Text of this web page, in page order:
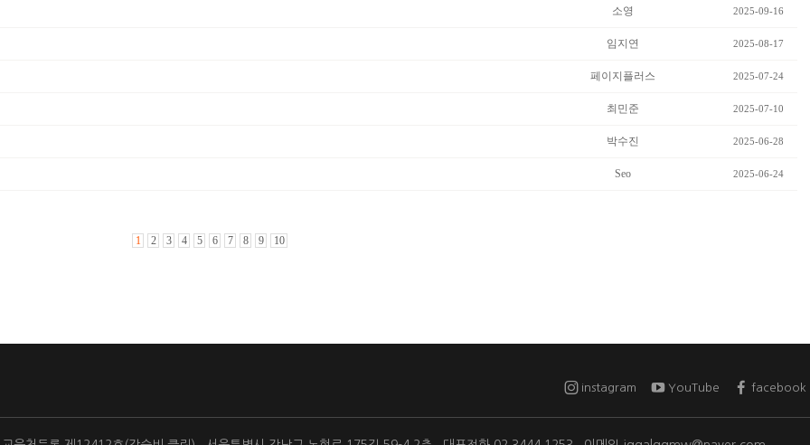
소영 2025-09-16
임지연 2025-08-17
페이지플러스 2025-07-24
최민준 2025-07-10
박수진 2025-06-28
Seo 2025-06-24
1 2 3 4 5 6 7 8 9 10
instagram YouTube facebook